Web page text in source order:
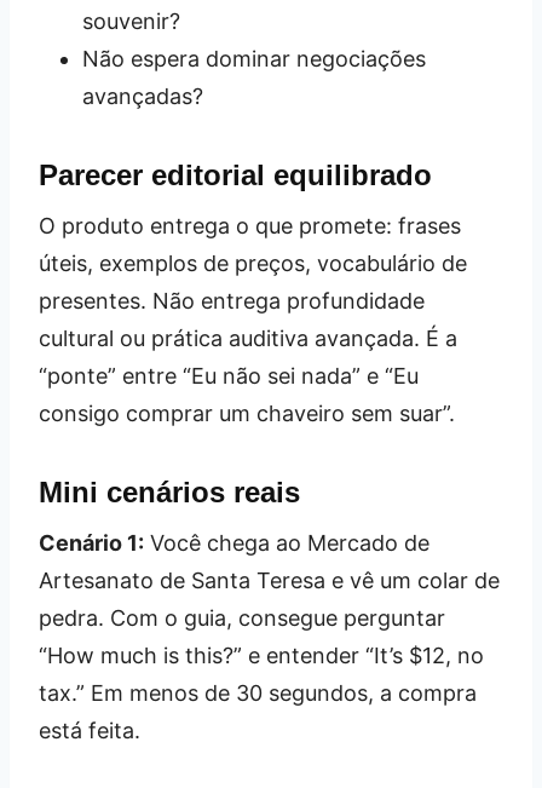
souvenir?
Não espera dominar negociações
avançadas?
Parecer editorial equilibrado
O produto entrega o que promete: frases
úteis, exemplos de preços, vocabulário de
presentes. Não entrega profundidade
cultural ou prática auditiva avançada. É a
“ponte” entre “Eu não sei nada” e “Eu
consigo comprar um chaveiro sem suar”.
Mini cenários reais
Cenário 1: Você chega ao Mercado de
Artesanato de Santa Teresa e vê um colar de
pedra. Com o guia, consegue perguntar
“How much is this?” e entender “It’s $12, no
tax.” Em menos de 30 segundos, a compra
está feita.